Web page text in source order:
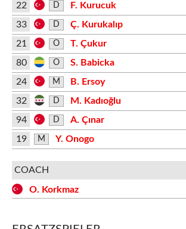
22 D
F. Kurucuk
33
D Ç. Kurukalıp
21 O T. Çukur
80 O S. Babicka
24 M
B. Ersoy
32
D
M. Kadıoğlu
94
D A. Çınar
19 M Y. Onogo
COACH
O. Korkmaz